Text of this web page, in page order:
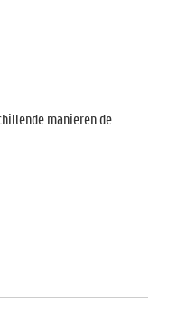
manieren de